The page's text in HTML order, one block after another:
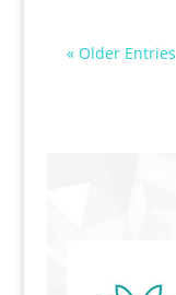
« Older Entries